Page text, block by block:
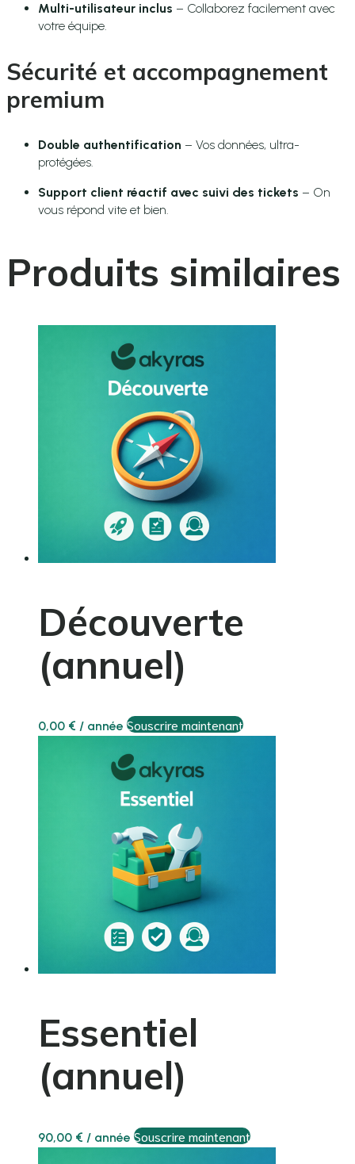
Multi-utilisateur inclus – Collaborez facilement avec
votre équipe.
Sécurité et accompagnement
premium
Double authentification – Vos données, ultra-
protégées.
Support client réactif avec suivi des tickets – On
vous répond vite et bien.
Produits similaires
Découverte
(annuel)
0,00 € / année Souscrire maintenant
Essentiel
(annuel)
90,00 € / année Souscrire maintenant